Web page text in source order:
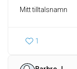
Mitt tilltalsnamn
1